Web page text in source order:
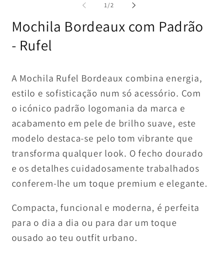
2
in
1/of
2
Mochila Bordeaux com Padrão
- Rufel
A Mochila Rufel Bordeaux combina energia,
estilo e sofisticação num só acessório. Com
o icónico padrão logomania da marca e
acabamento em pele de brilho suave, este
modelo destaca-se pelo tom vibrante que
transforma qualquer look. O fecho dourado
e os detalhes cuidadosamente trabalhados
conferem-lhe um toque premium e elegante.
Compacta, funcional e moderna, é perfeita
para o dia a dia ou para dar um toque
ousado ao teu outfit urbano.